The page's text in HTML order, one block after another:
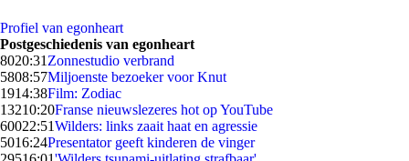
Profiel van egonheart
Postgeschiedenis van egonheart
8020:31 Zonnestudio verbrand
5808:57Miljoenste bezoeker voor Knut
1914:38Film: Zodiac
13210:20Franse nieuwslezeres hot op YouTube
60022:51Wilders: links zaait haat en agressie
5016:24Presentator geeft kinderen de vinger